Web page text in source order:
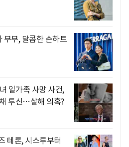
부부, 달콤한 손하트
일가족 사망 사건,
투신…살해 의혹?
테론, 시스루부터